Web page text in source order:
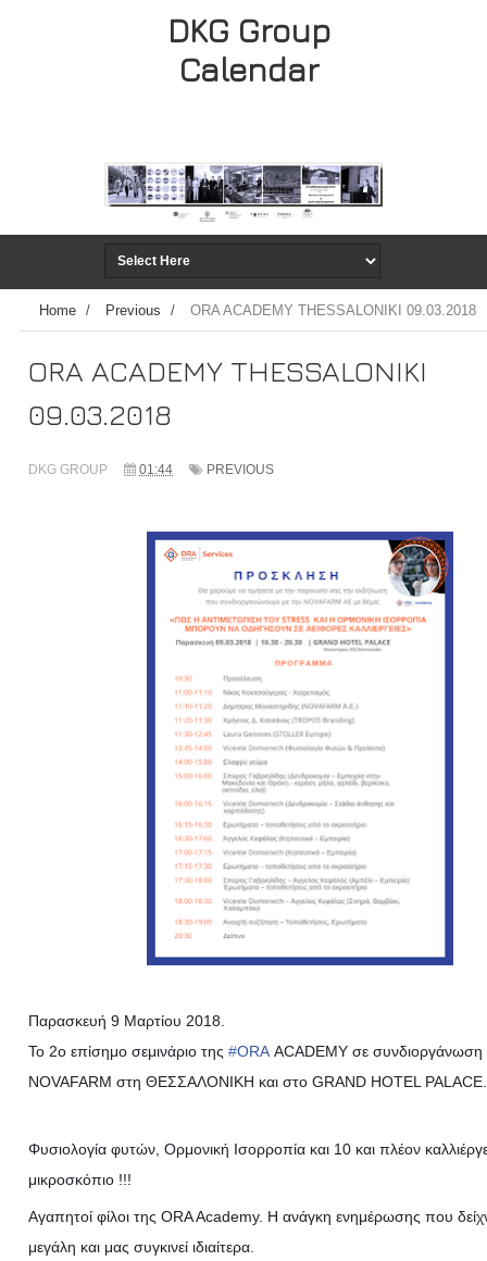
DKG Group
Calendar
Home / Previous / ORA ACADEMY THESSALONIKI 09.03.2018
ORA ACADEMY THESSALONIKI
09.03.2018
DKG GROUP 01:44 PREVIOUS
Παρασκευή 9 Μαρτίου 2018.
Το 2ο επίσημο σεμινάριο της #ORA ACADEMY σε συνδιοργάνωση
NOVAFARM στη ΘΕΣΣΑΛΟΝΙΚΗ και στο GRAND HOTEL PALACE.
Φυσιολογία φυτών, Ορμονική Ισορροπία και 10 και πλέον
μικροσκόπιο !!!
Αγαπητοί φίλοι της ORA Academy. Η ανάγκη ενημέρωσης που
μεγάλη και μας συγκινεί ιδιαίτερα.